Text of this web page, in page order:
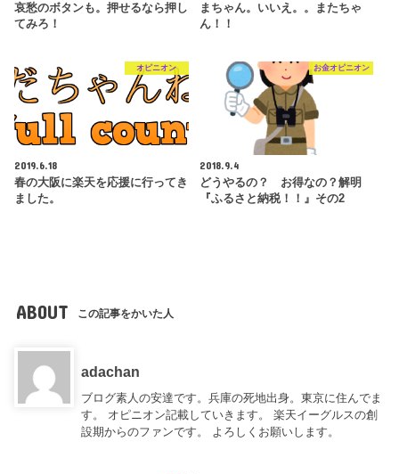
哀愁のボタンも。押せるなら押し
てみろ！
まちゃん。いいえ。。またちゃ
ん！！
オピニオン
2019.6.18
春の大阪に楽天を応援に行ってき
ました。
お金オピニオン
2018.9.4
どうやるの？ お得なの？解明
『ふるさと納税！！』その2
ABOUT この記事をかいた人
adachan
ブログ素人の安達です。兵庫の死地出身。東京に住んでま
す。 オピニオン記載していきます。 楽天イーグルスの創
設期からのファンです。 よろしくお願いします。